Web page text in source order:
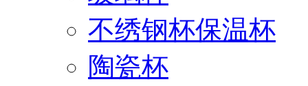
不绣钢杯保温杯
陶瓷杯